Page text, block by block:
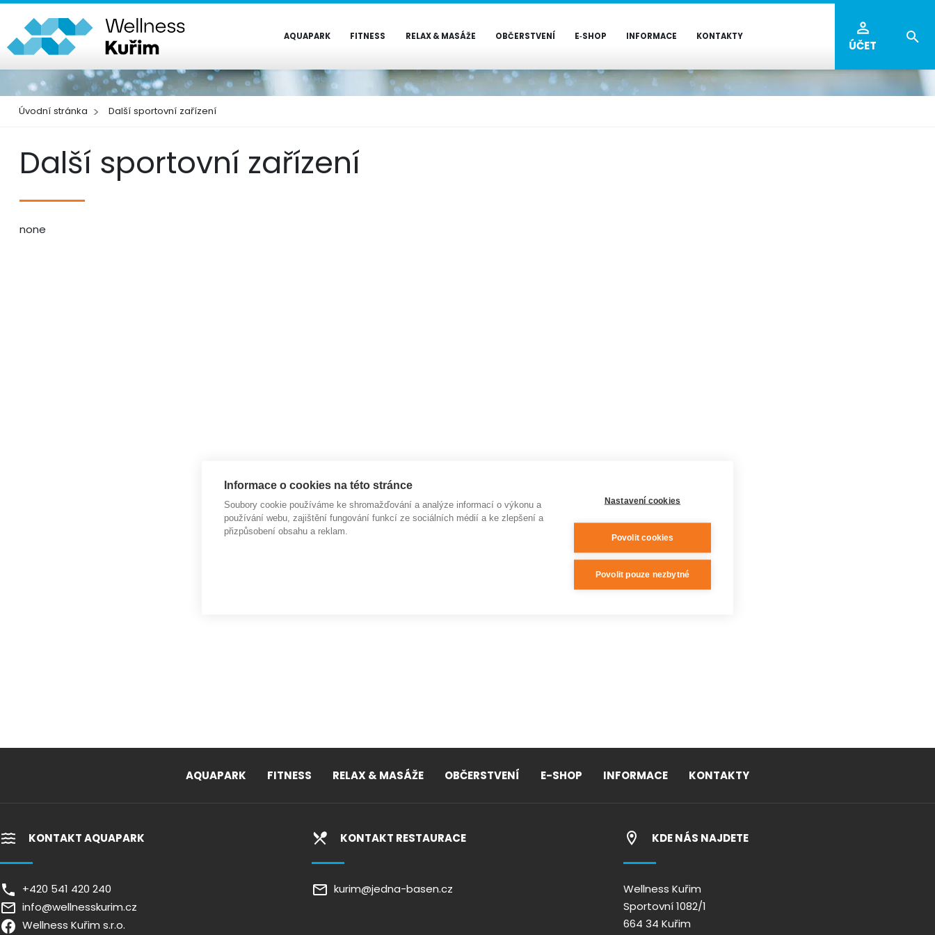
AQUAPARK FITNESS RELAX & MASÁŽE OBČERSTVENÍ E‑SHOP INFORMACE KONTAKTY
ÚČET
Úvodní stránka Další sportovní zařízení
Další sportovní zařízení
none
AQUAPARK FITNESS RELAX & MASÁŽE OBČERSTVENÍ E-SHOP INFORMACE KONTAKTY
KONTAKT AQUAPARK
+420 541 420 240
info@wellnesskurim.cz
Wellness Kuřim s.r.o.
KONTAKT RESTAURACE
kurim@jedna-basen.cz
KDE NÁS NAJDETE
Wellness Kuřim
Sportovní 1082/1
664 34 Kuřim
Informace o cookies na této stránce
Soubory cookie používáme ke shromažďování a analýze informací o výkonu a
používání webu, zajištění fungování funkcí ze sociálních médií a ke zlepšení a
přizpůsobení obsahu a reklam.
Nastavení cookies
Povolit cookies
Povolit pouze nezbytné